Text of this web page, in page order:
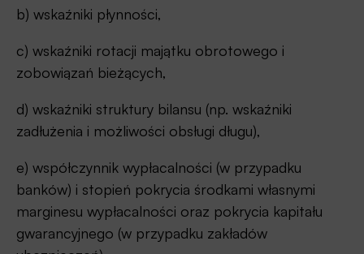
b) wskaźniki płynności,
c) wskaźniki rotacji majątku obrotowego i
zobowiązań bieżących,
d) wskaźniki struktury bilansu (np. wskaźniki
zadłużenia i możliwości obsługi długu),
e) współczynnik wypłacalności (w przypadku
banków) i stopień pokrycia środkami własnymi
marginesu wypłacalności oraz pokrycia kapitału
gwarancyjnego (w przypadku zakładów